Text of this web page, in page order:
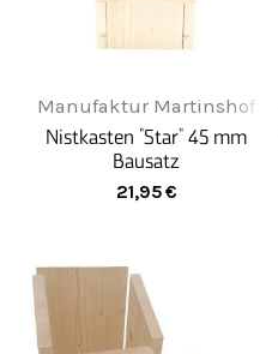
Manufaktur Martinshof
Nistkasten "Star" 45 mm
Bausatz
21,95€